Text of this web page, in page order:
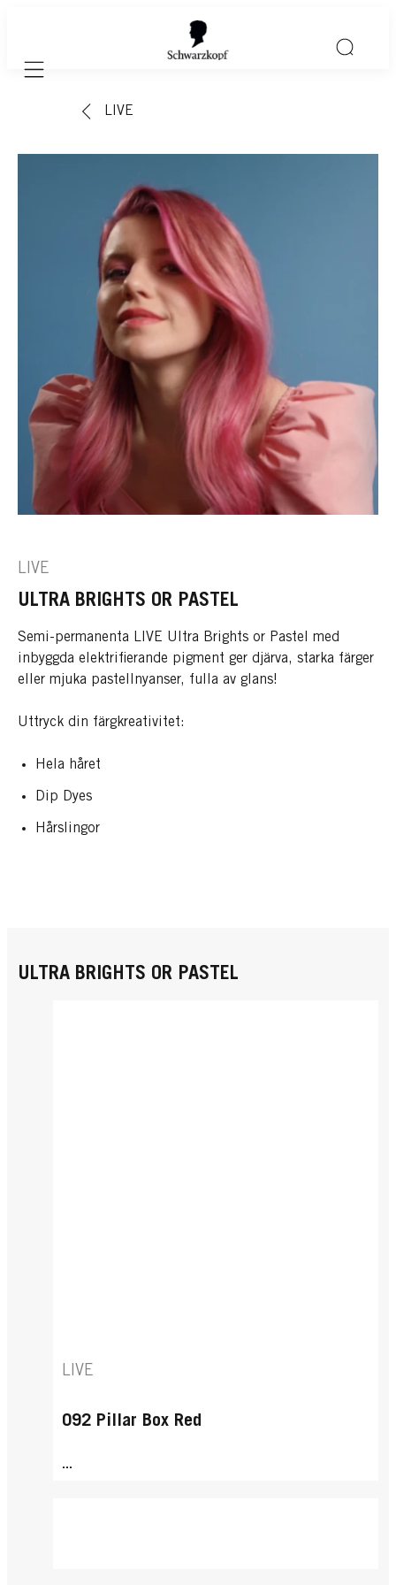
Mobile navigation
LIVE
LIVE
ULTRA BRIGHTS OR PASTEL
Semi-permanenta LIVE Ultra Brights or Pastel med
inbyggda elektrifierande pigment ger djärva, starka färger
eller mjuka pastellnyanser, fulla av glans!
Uttryck din färgkreativitet:
Hela håret
Dip Dyes
Hårslingor
ULTRA BRIGHTS OR PASTEL
LIVE
092 Pillar Box Red
...